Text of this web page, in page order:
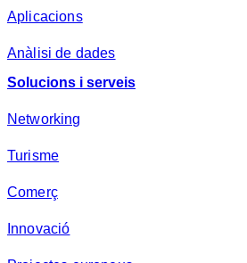
Aplicacions
Anàlisi de dades
Solucions i serveis
Networking
Turisme
Comerç
Innovació